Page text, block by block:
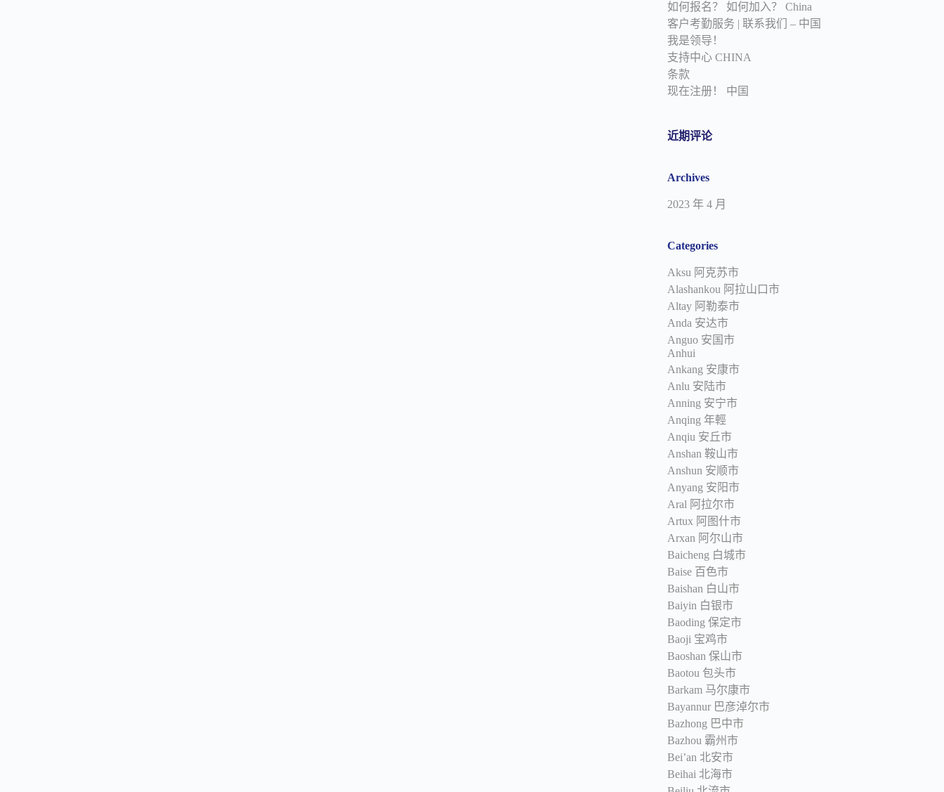
如何报名？ 如何加入？ China
客户考勤服务 | 联系我们 – 中国
我是领导！
支持中心 CHINA
条款
现在注册！ 中国
近期评论
Archives
2023 年 4 月
Categories
Aksu 阿克苏市
Alashankou 阿拉山口市
Altay 阿勒泰市
Anda 安达市
Anguo 安国市
Anhui
Ankang 安康市
Anlu 安陆市
Anning 安宁市
Anqing 年輕
Anqiu 安丘市
Anshan 鞍山市
Anshun 安顺市
Anyang 安阳市
Aral 阿拉尔市
Artux 阿图什市
Arxan 阿尔山市
Baicheng 白城市
Baise 百色市
Baishan 白山市
Baiyin 白银市
Baoding 保定市
Baoji 宝鸡市
Baoshan 保山市
Baotou 包头市
Barkam 马尔康市
Bayannur 巴彦淖尔市
Bazhong 巴中市
Bazhou 霸州市
Bei’an 北安市
Beihai 北海市